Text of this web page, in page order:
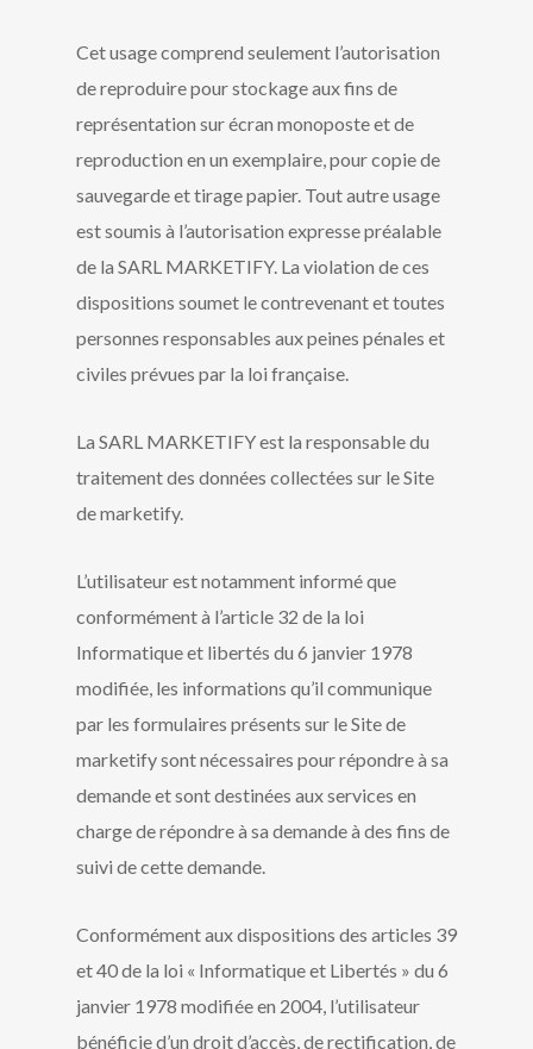
Cet usage comprend seulement l’autorisation
de reproduire pour stockage aux fins de
représentation sur écran monoposte et de
reproduction en un exemplaire, pour copie de
sauvegarde et tirage papier. Tout autre usage
est soumis à l’autorisation expresse préalable
de la SARL MARKETIFY. La violation de ces
dispositions soumet le contrevenant et toutes
personnes responsables aux peines pénales et
civiles prévues par la loi française.
La SARL MARKETIFY est la responsable du
traitement des données collectées sur le Site
de marketify.
L’utilisateur est notamment informé que
conformément à l’article 32 de la loi
Informatique et libertés du 6 janvier 1978
modifiée, les informations qu’il communique
par les formulaires présents sur le Site de
marketify sont nécessaires pour répondre à sa
demande et sont destinées aux services en
charge de répondre à sa demande à des fins de
suivi de cette demande.
Conformément aux dispositions des articles 39
et 40 de la loi « Informatique et Libertés » du 6
janvier 1978 modifiée en 2004, l’utilisateur
bénéficie d’un droit d’accès, de rectification, de